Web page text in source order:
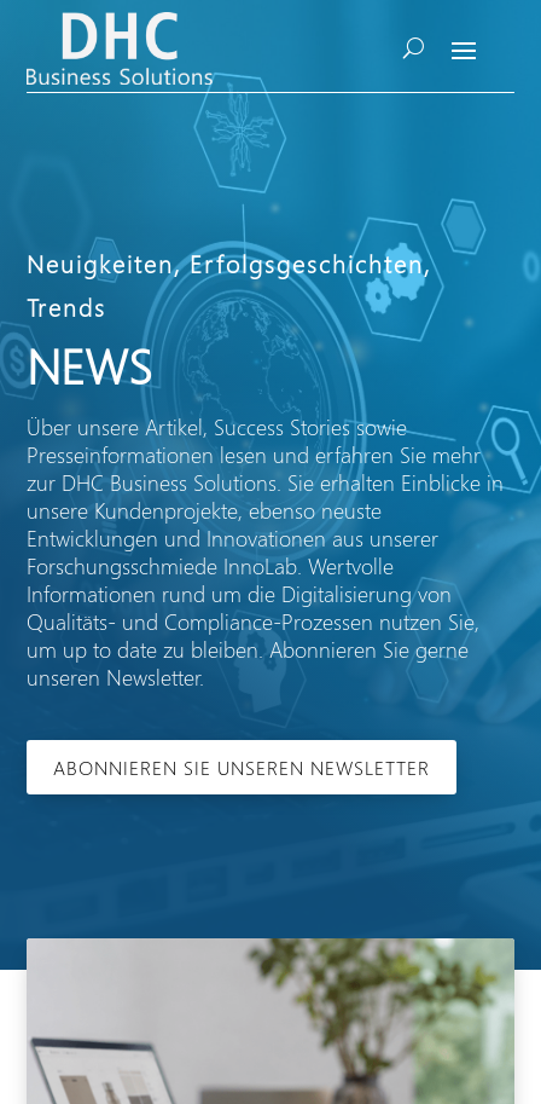
Neuigkeiten, Erfolgsgeschichten,
Trends
NEWS
Über unsere Artikel, Success Stories sowie
Presseinformationen lesen und erfahren Sie mehr
zur DHC Business Solutions. Sie erhalten Einblicke in
unsere Kundenprojekte, ebenso neuste
Entwicklungen und Innovationen aus unserer
Forschungsschmiede InnoLab. Wertvolle
Informationen rund um die Digitalisierung von
Qualitäts- und Compliance-Prozessen nutzen Sie,
um up to date zu bleiben. Abonnieren Sie gerne
unseren Newsletter.
ABONNIEREN SIE UNSEREN NEWSLETTER